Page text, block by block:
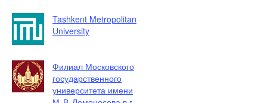
Tashkent Metropolitan
University
Филиал Московского
государственного
университета имени